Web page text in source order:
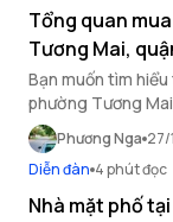
Tổng quan
Tương Mai,
Bạn muốn tìm
phường Tương
Phương Nga
Diễn đàn 4 phút đọc
Nhà mặt phố